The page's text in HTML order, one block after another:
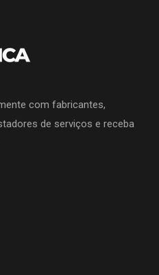
com fabricantes,
de serviços e receba